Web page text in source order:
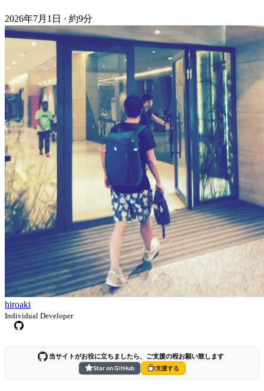
2026年7月1日 · 約9分
hiroaki
Individual Developer
当サイトがお役に立ちましたら、ご支援の程お願い致します
Star on GitHub
支援する